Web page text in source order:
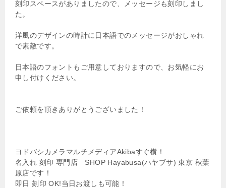
刻印スペースがありましたので、メッセージも刻印しまし
た。
洋風のデザインの時計に日本語でのメッセージがおしゃれ
で素敵です。
日本語のフォントもご用意しておりますので、お気軽にお
申し付けください。
ご依頼を頂きありがとうございました！
ヨドバシカメラマルチメディアAkibaすぐ横！
名入れ 刻印 専門店 SHOP Hayabusa(ハヤブサ) 東京 秋葉
原店です！
即日 刻印 OK!当日お渡しも可能！